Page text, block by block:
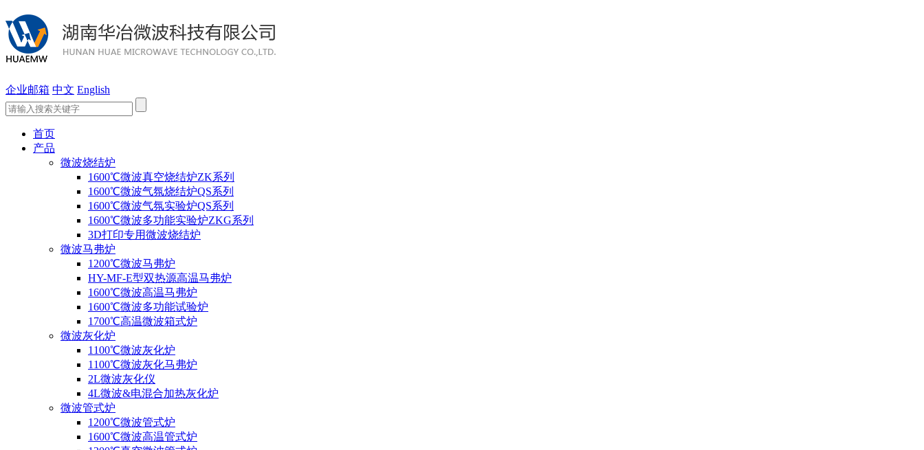
企业邮箱 中文 English
首页
产品
微波烧结炉
1600℃微波真空烧结炉ZK系列
1600℃微波气氛烧结炉QS系列
1600℃微波气氛实验炉QS系列
1600℃微波多功能实验炉ZKG系列
3D打印专用微波烧结炉
微波马弗炉
1200℃微波马弗炉
HY-MF-E型双热源高温马弗炉
1600℃微波高温马弗炉
1600℃微波多功能试验炉
1700℃高温微波箱式炉
微波灰化炉
1100℃微波灰化炉
1100℃微波灰化马弗炉
2L微波灰化仪
4L微波&电混合加热灰化炉
微波管式炉
1200℃微波管式炉
1600℃微波高温管式炉